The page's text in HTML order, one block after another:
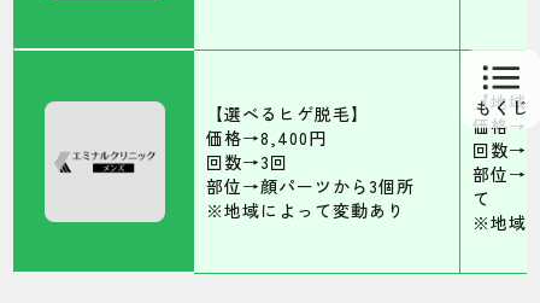
【選べるヒゲ脱毛】
価格→8,400円
回数→3回
部位→顔パーツから3個所
※地域によって変動あり
【地域
価格
回数→5
部位
て
※地域